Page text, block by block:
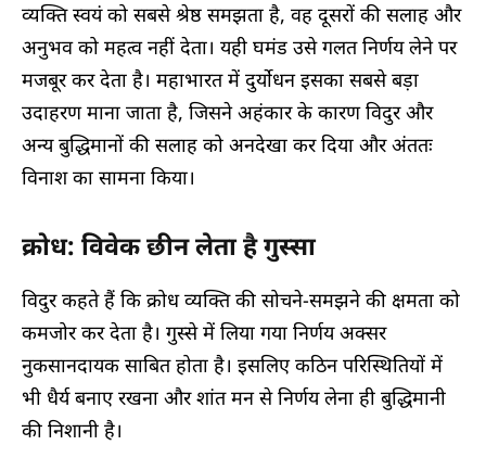
व्यक्ति स्वयं को सबसे श्रेष्ठ समझता है, वह दूसरों की सलाह और
अनुभव को महत्व नहीं देता। यही घमंड उसे गलत निर्णय लेने पर
मजबूर कर देता है। महाभारत में दुर्योधन इसका सबसे बड़ा
उदाहरण माना जाता है, जिसने अहंकार के कारण विदुर और
अन्य बुद्धिमानों की सलाह को अनदेखा कर दिया और अंततः
विनाश का सामना किया।
क्रोध: विवेक छीन लेता है गुस्सा
विदुर कहते हैं कि क्रोध व्यक्ति की सोचने-समझने की क्षमता को
कमजोर कर देता है। गुस्से में लिया गया निर्णय अक्सर
नुकसानदायक साबित होता है। इसलिए कठिन परिस्थितियों में
भी धैर्य बनाए रखना और शांत मन से निर्णय लेना ही बुद्धिमानी
की निशानी है।